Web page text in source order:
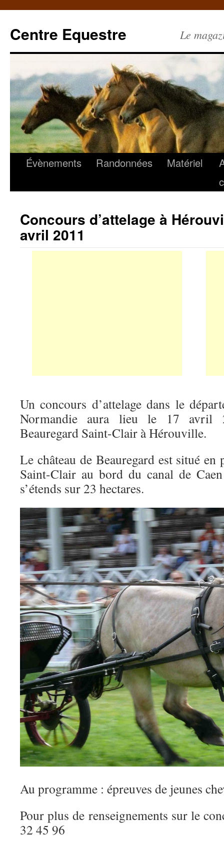
Centre Equestre Le
Évènements Randonnées Matériel
Concours d’attelage à
avril 2011
Un concours d’attelage dans le
Normandie aura lieu le 17 avril
Beauregard Saint-Clair à Hérouville.
Le château de Beauregard est situé
Saint-Clair au bord du canal de
s’étends sur 23 hectares.
Au programme : épreuves de jeunes
Pour plus de renseignements sur le
32 45 96